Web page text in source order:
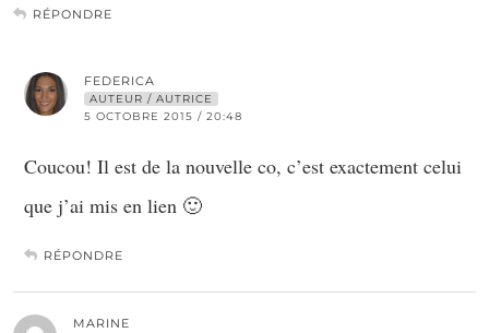
RÉPONDRE
FEDERICA
AUTEUR / AUTRICE
5 OCTOBRE 2015 / 20:48
Coucou! Il est de la nouvelle co, c’est exactement celui
que j’ai mis en lien 🙂
RÉPONDRE
MARINE